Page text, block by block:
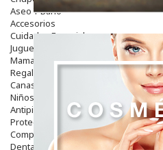
Aseo Y Baño
Accesorios
Cuidados Especiales
Juguetes
Mama
Regalos
Canastilla
Niños
Antipiojos
Protección Solar
Complementos Alimentarios
Dentales